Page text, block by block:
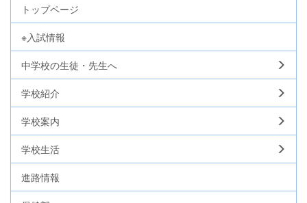
トップページ
※入試情報
中学校の生徒・先生へ
学校紹介
学校案内
学校生活
進路情報